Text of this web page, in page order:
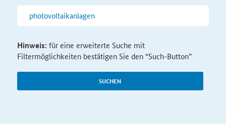
SUCHEN
Hinweis:für eine erweiterte Suche mit
Filtermöglichkeiten bestätigen Sie den “Such-Button”